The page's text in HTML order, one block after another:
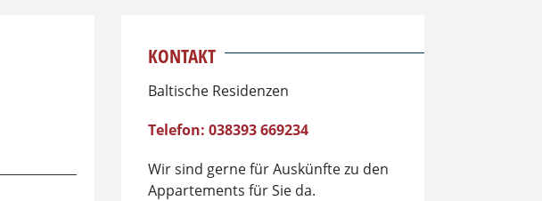
KONTAKT
Baltische Residenzen
Telefon: 038393 669234
Wir sind gerne für Auskünfte zu den
Appartements für Sie da.